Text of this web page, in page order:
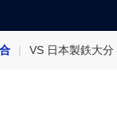
VS 日本製鉄大分